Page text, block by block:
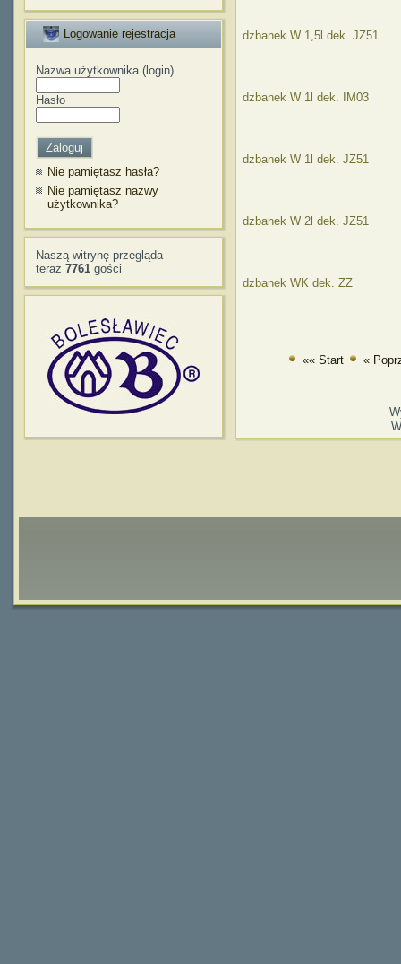
Logowanie rejestracja
Nazwa użytkownika (login)
Hasło
Nie pamiętasz hasła?
Nie pamiętasz nazwy
użytkownika?
Naszą witrynę przegląda
teraz 7761 gości
dzbanek W 1,5l dek. JZ51
dzbanek W 1l dek. IM03
dzbanek W 1l dek. JZ51
dzbanek W 2l dek. JZ51
dzbanek WK dek. ZZ
«« Start «